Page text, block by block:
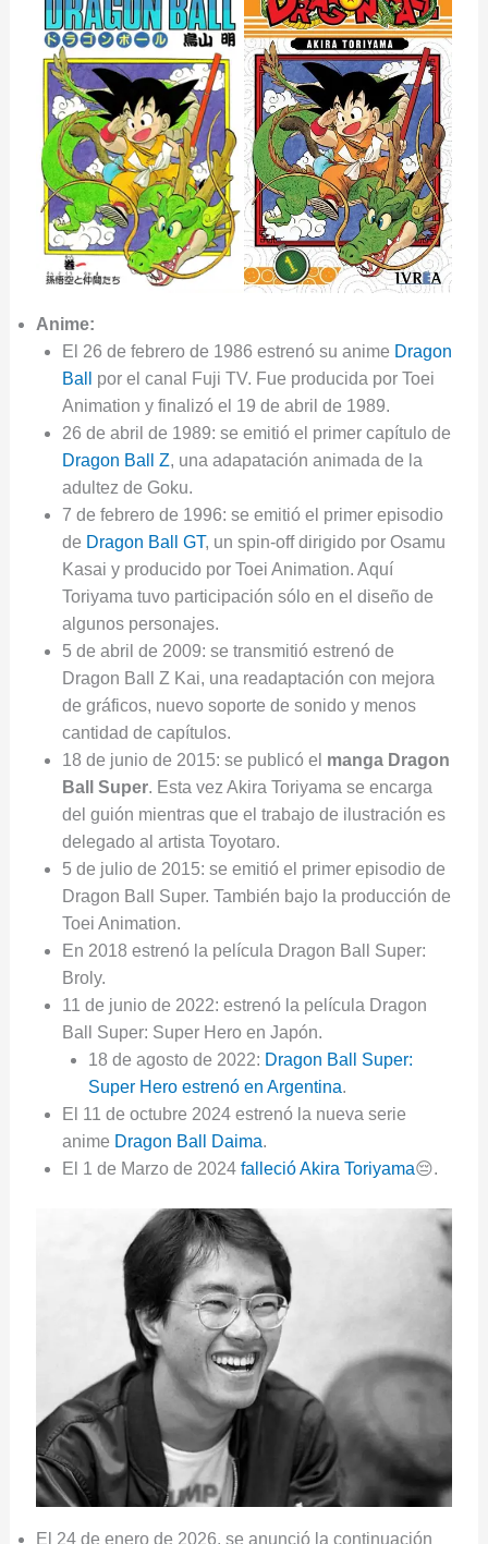
Anime:
El 26 de febrero de 1986 estrenó su anime Dragon
Ball
por el canal Fuji TV. Fue producida por Toei
Animation y finalizó el 19 de abril de 1989.
26 de abril de 1989: se emitió el primer capítulo de
Dragon Ball Z, una adapatación animada de la
adultez de Goku.
7 de febrero de 1996: se emitió el primer episodio
de Dragon Ball GT, un spin-off dirigido por Osamu
Kasai y producido por Toei Animation. Aquí
Toriyama tuvo participación sólo en el diseño de
algunos personajes.
5 de abril de 2009: se transmitió estrenó de
Dragon Ball Z Kai, una readaptación con mejora
de gráficos, nuevo soporte de sonido y menos
cantidad de capítulos.
18 de junio de 2015: se publicó el manga Dragon
Ball Super. Esta vez Akira Toriyama se encarga
del guión mientras que el trabajo de ilustración es
delegado al artista Toyotaro.
5 de julio de 2015: se emitió el primer episodio de
Dragon Ball Super. También bajo la producción de
Toei Animation.
En 2018 estrenó la película Dragon Ball Super:
Broly.
11 de junio de 2022: estrenó la película Dragon
Ball Super: Super Hero en Japón.
18 de agosto de 2022: Dragon Ball Super:
Super Hero estrenó en Argentina.
El 11 de octubre 2024 estrenó la nueva serie
anime Dragon Ball Daima.
El 1 de Marzo de 2024 falleció Akira Toriyama😔.
El 24 de enero de 2026, se anunció la continuación